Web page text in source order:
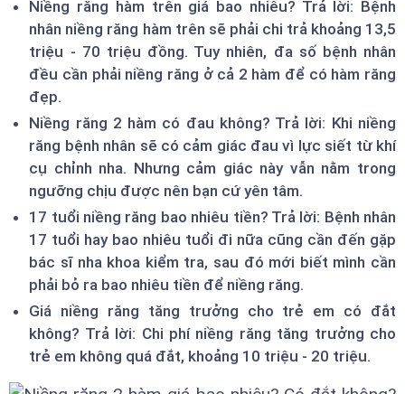
Niềng răng hàm trên giá bao nhiêu? Trả lời: Bệnh
nhân niềng răng hàm trên sẽ phải chi trả khoảng 13,5
triệu - 70 triệu đồng. Tuy nhiên, đa số bệnh nhân
đều cần phải niềng răng ở cả 2 hàm để có hàm răng
đẹp.
Niềng răng 2 hàm có đau không? Trả lời: Khi niềng
răng bệnh nhân sẽ có cảm giác đau vì lực siết từ khí
cụ chỉnh nha. Nhưng cảm giác này vẫn nằm trong
ngưỡng chịu được nên bạn cứ yên tâm.
17 tuổi niềng răng bao nhiêu tiền? Trả lời: Bệnh nhân
17 tuổi hay bao nhiêu tuổi đi nữa cũng cần đến gặp
bác sĩ nha khoa kiểm tra, sau đó mới biết mình cần
phải bỏ ra bao nhiêu tiền để niềng răng.
Giá niềng răng tăng trưởng cho trẻ em có đắt
không? Trả lời: Chi phí niềng răng tăng trưởng cho
trẻ em không quá đắt, khoảng 10 triệu - 20 triệu.